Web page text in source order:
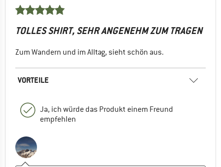
TOLLES SHIRT, SEHR ANGENEHM ZUM TRAGEN
Zum Wandern und im Alltag, sieht schön aus.
VORTEILE
Ja, ich würde das Produkt einem Freund
empfehlen